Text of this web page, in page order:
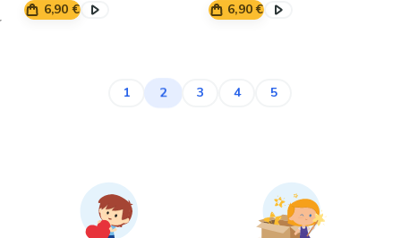
6,90 €
6,90 €
1 2 3 4 5